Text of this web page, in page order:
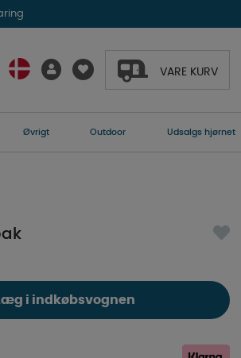
VARE KURV
Øvrigt Outdoor Udsalgs hjørnet
i indkøbsvognen